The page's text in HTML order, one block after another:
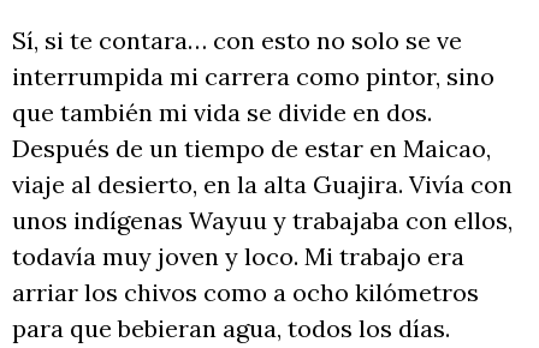
Sí, si te contara… con esto no solo se ve
interrumpida mi carrera como pintor, sino
que también mi vida se divide en dos.
Después de un tiempo de estar en Maicao,
viaje al desierto, en la alta Guajira. Vivía con
unos indígenas Wayuu y trabajaba con ellos,
todavía muy joven y loco. Mi trabajo era
arriar los chivos como a ocho kilómetros
para que bebieran agua, todos los días.